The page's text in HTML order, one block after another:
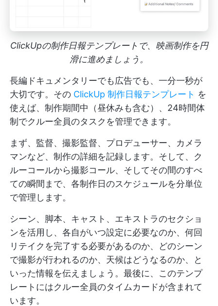
ClickUpの制作日報テンプレートで、映画制作を円
滑に進めましょう。
長編ドキュメンタリーでも広告でも、一分一秒が
大切です。その ClickUp 制作日報テンプレート を
使えば、制作期間中（昼休みも含む）、24時間体
制でクルー全員のタスクを管理できます。
まず、監督、撮影監督、プロデューサー、カメラ
マンなど、制作の詳細を記録します。そして、ク
ルーコールから撮影コール、そしてその間のすべ
ての瞬間まで、各制作日のスケジュールを分単位
で管理します。
シーン、脚本、キャスト、エキストラのセクショ
ンを活用し、各自がいつ設定に必要なのか、何回
リテイクを完了する必要があるのか、どのシーン
で撮影が行われるのか、天候はどうなるのか、と
いった情報を伝えましょう。最後に、このテンプ
レートにはクルー全員のタイムカードが含まれて
います。